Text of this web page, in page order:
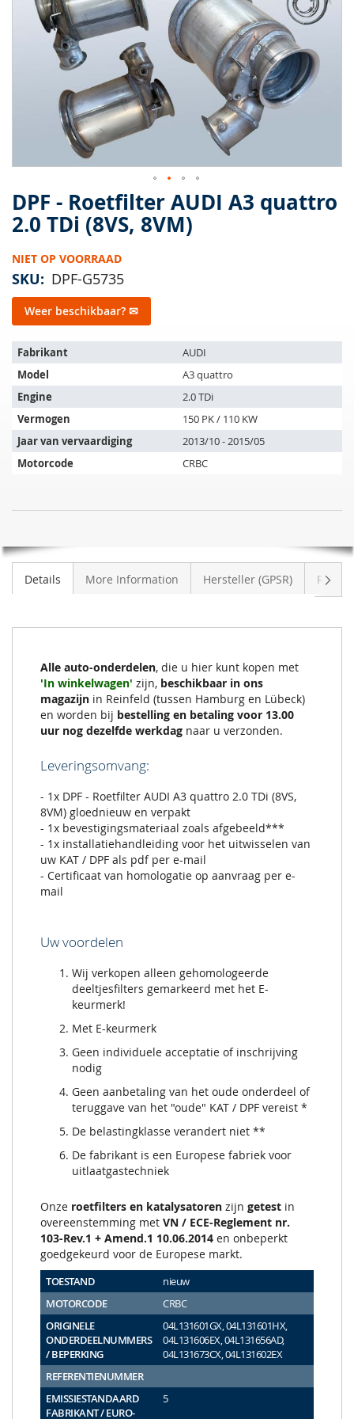
DPF - Roetfilter AUDI A3 quattro
2.0 TDi (8VS, 8VM)
NIET OP VOORRAAD
SKU DPF-G5735
Weer beschikbaar? ✉
Het
artikel
past
op
de
volgende
voertuigen:
Fabrikant
AUDI
Model
A3 quattro
Engine
2.0 TDi
Vermogen
150 PK / 110 KW
Jaar van vervaardiging
2013/10 - 2015/05
Motorcode
CRBC
Roetfilter
AUDI
VOORRAAD
afbeeldingen-
Ga
naar
het
van
de
gallerij
Details More Information Hersteller (GPSR)
Alle auto-onderdelen, die u hier kunt kopen met
'In winkelwagen' zijn, beschikbaar in ons
magazijn in Reinfeld (tussen Hamburg en Lübeck)
en worden bij bestelling en betaling voor 13.00
uur nog dezelfde werkdag naar u verzonden.
Leveringsomvang:
- 1x DPF - Roetfilter AUDI A3 quattro 2.0 TDi (8VS,
8VM) gloednieuw en verpakt
- 1x bevestigingsmateriaal zoals afgebeeld***
- 1x installatiehandleiding voor het uitwisselen van
uw KAT / DPF als pdf per e-mail
- Certificaat van homologatie op aanvraag per e-
mail
Uw voordelen
Wij verkopen alleen gehomologeerde
deeltjesfilters gemarkeerd met het E-
keurmerk!
Met E-keurmerk
Geen individuele acceptatie of inschrijving
nodig
Geen aanbetaling van het oude onderdeel of
teruggave van het "oude" KAT / DPF vereist *
De belastingklasse verandert niet **
De fabrikant is een Europese fabriek voor
uitlaatgastechniek
Onze roetfilters en katalysatoren zijn getest in
overeenstemming met VN / ECE-Reglement nr.
103-Rev.1 + Amend.1 10.06.2014 en onbeperkt
goedgekeurd voor de Europese markt.
TOESTAND
nieuw
MOTORCODE
CRBC
ORIGINELE
ONDERDEELNUMMERS
/ BEPERKING
04L131601GX, 04L131601HX,
04L131606EX, 04L131656AD,
04L131673CX, 04L131602EX
REFERENTIENUMMER
EMISSIESTANDAARD
FABRIKANT / EURO-
5